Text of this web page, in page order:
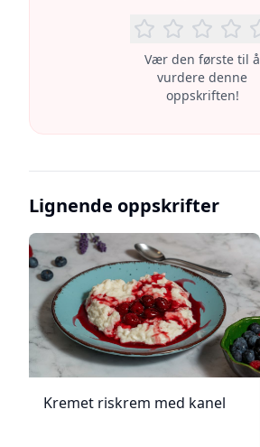
Vær den første til å
vurdere denne
oppskriften!
Lignende oppskrifter
Kremet riskrem med kanel